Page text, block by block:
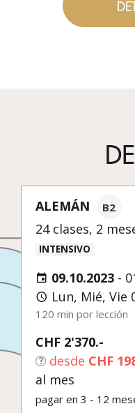
ALEMÁN B2
24 clases, 2
INTENSIVO
09.10.2023 -
Lun, Mié, Vie
120 min por lección
CHF 2'370.-
desde CHF
al mes
pagar en 3 - 12